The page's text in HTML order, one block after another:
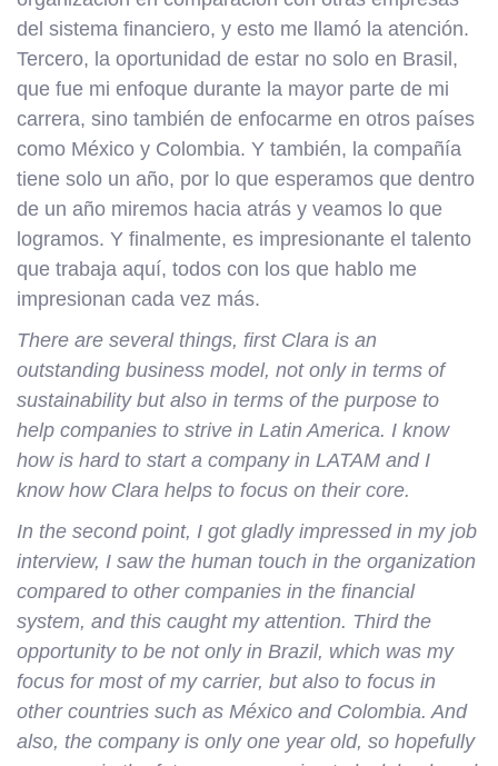
del sistema financiero, y esto me llamó la atención.
Tercero, la oportunidad de estar no solo en Brasil,
que fue mi enfoque durante la mayor parte de mi
carrera, sino también de enfocarme en otros países
como México y Colombia. Y también, la compañía
tiene solo un año, por lo que esperamos que dentro
de un año miremos hacia atrás y veamos lo que
logramos. Y finalmente, es impresionante el talento
que trabaja aquí, todos con los que hablo me
impresionan cada vez más.
There are several things, first Clara is an
outstanding business model, not only in terms of
sustainability but also in terms of the purpose to
help companies to strive in Latin America. I know
how is hard to start a company in LATAM and I
know how Clara helps to focus on their core.
In the second point, I got gladly impressed in my job
interview, I saw the human touch in the organization
compared to other companies in the financial
system, and this caught my attention. Third the
opportunity to be not only in Brazil, which was my
focus for most of my carrier, but also to focus in
other countries such as México and Colombia.And
also, the company is only one year old, so hopefully